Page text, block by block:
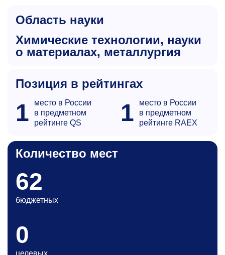
Область науки
химические технологии, науки
о материалах, металлургия
Позиция в рейтингах
1
место в России
в предметном
рейтинге QS
1
место в России
в предметном
рейтинге RAEX
Количество мест
62
бюджетных
0